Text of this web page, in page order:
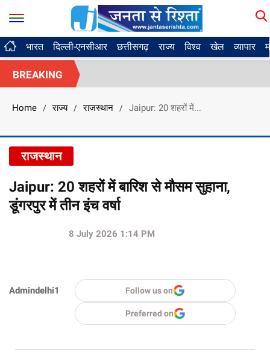
भारत दिल्ली-एनसीआर छत्तीसगढ़ राज्य विश्व खेल व्यापार
BREAKING
Home / राज्य / राजस्थान / Jaipur: 20 शहरों में...
राजस्थान
Jaipur: 20 शहरों में बारिश से मौसम सुहाना,
डूंगरपुर में तीन इंच वर्षा
Admindelhi1
8 July 2026 1:14 PM
Follow us on
Preferred on